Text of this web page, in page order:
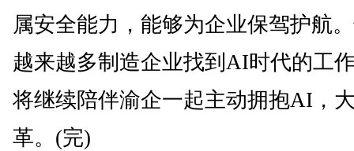
属安全能力，能够为企业保驾护航
越来越多制造企业找到AI时代的工
将继续陪伴渝企一起主动拥抱AI，
革。(完)